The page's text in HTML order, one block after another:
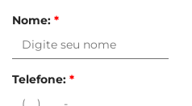
Nome: *
Telefone: *